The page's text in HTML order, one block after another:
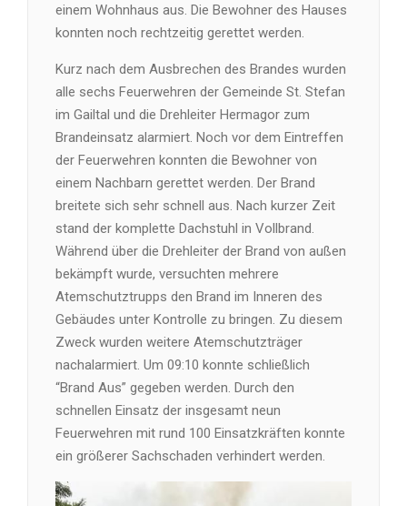
einem Wohnhaus aus. Die Bewohner des Hauses
konnten noch rechtzeitig gerettet werden.
Kurz nach dem Ausbrechen des Brandes wurden
alle sechs Feuerwehren der Gemeinde St. Stefan
im Gailtal und die Drehleiter Hermagor zum
Brandeinsatz alarmiert. Noch vor dem Eintreffen
der Feuerwehren konnten die Bewohner von
einem Nachbarn gerettet werden. Der Brand
breitete sich sehr schnell aus. Nach kurzer Zeit
stand der komplette Dachstuhl in Vollbrand.
Während über die Drehleiter der Brand von außen
bekämpft wurde, versuchten mehrere
Atemschutztrupps den Brand im Inneren des
Gebäudes unter Kontrolle zu bringen. Zu diesem
Zweck wurden weitere Atemschutzträger
nachalarmiert. Um 09:10 konnte schließlich
“Brand Aus” gegeben werden. Durch den
schnellen Einsatz der insgesamt neun
Feuerwehren mit rund 100 Einsatzkräften konnte
ein größerer Sachschaden verhindert werden.